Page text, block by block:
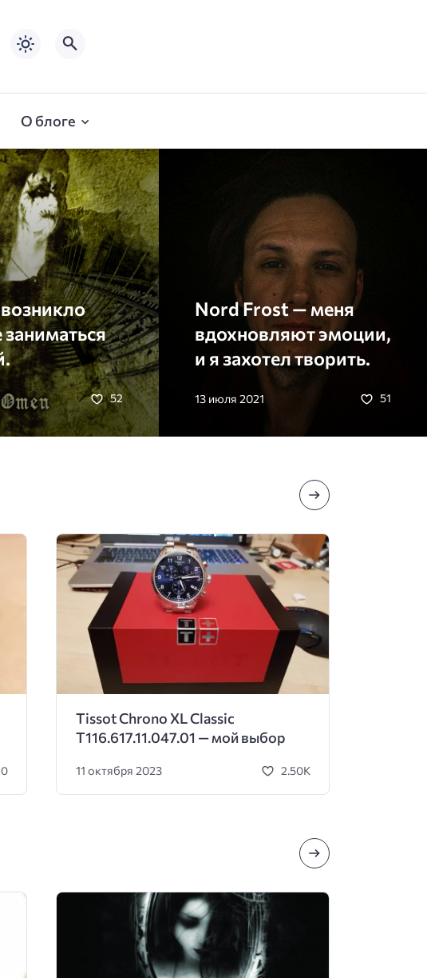
О блоге
52
Nord Frost — меня
вдохновляют эмоции,
и я захотел творить.
13 июля 2021 51
Tissot Chrono XL Classic
T116.617.11.047.01 — мой выбор
11 октября 2023 2.50K